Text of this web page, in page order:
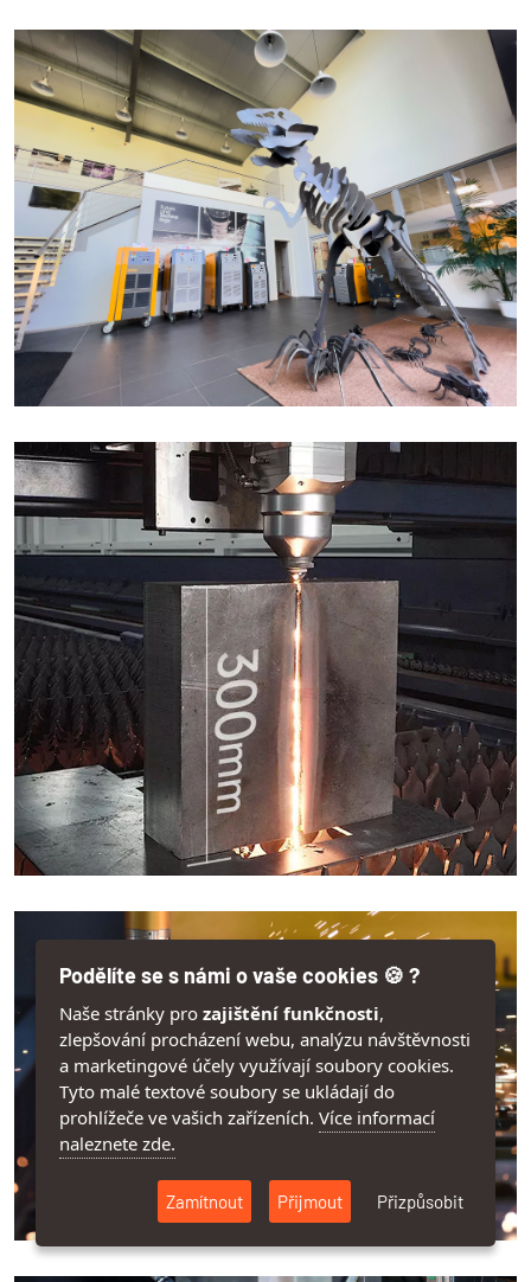
Podělíte se s námi o vaše cookies 🍪 ?
Naše stránky pro zajištění funkčnosti,
zlepšování procházení webu, analýzu návštěvnosti
a marketingové účely využívají soubory cookies.
Tyto malé textové soubory se ukládají do
prohlížeče ve vašich zařízeních. Více informací
naleznete zde.
Zamítnout Přijmout Přizpůsobit